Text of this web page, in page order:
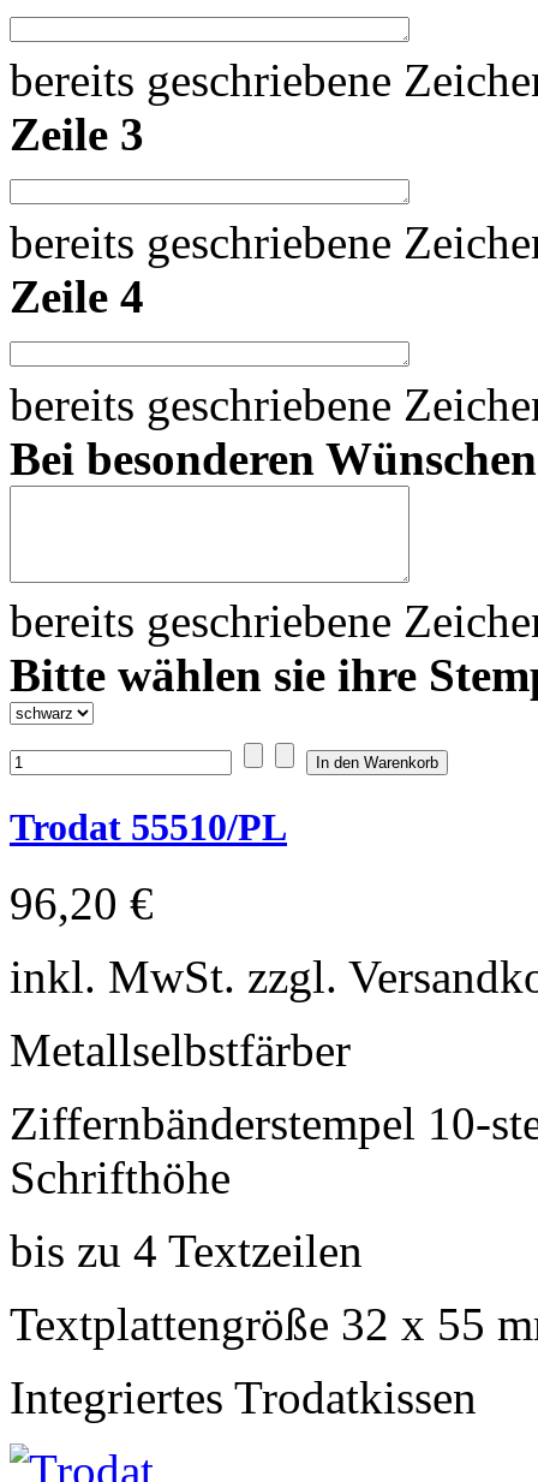
bereits geschriebene
Zeile 3
bereits geschriebene
Zeile 4
bereits geschriebene
Bei besonderen
bereits geschriebene
Bitte wählen sie ihre
Trodat 55510/PL
96,20 €
inkl. MwSt. zzgl.
Metallselbstfärber
Ziffernbänderstempel 10-
Schrifthöhe
bis zu 4 Textzeilen
Textplattengröße 32 x 55
Integriertes Trodatkissen